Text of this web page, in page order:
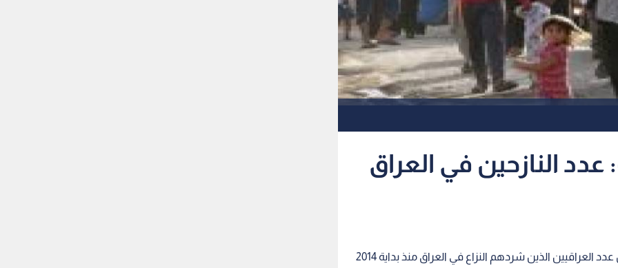
النازحين في العراق
رؤيا - روسيا اليوم - أعلنت المنظمة الدولية للهجرة أن عدد العراقيين الذين شردهم النزاع في العراق منذ بداية 2014